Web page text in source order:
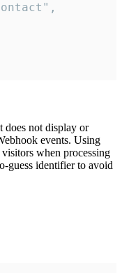
does not display or
events. Using
when processing
guess identifier to avoid